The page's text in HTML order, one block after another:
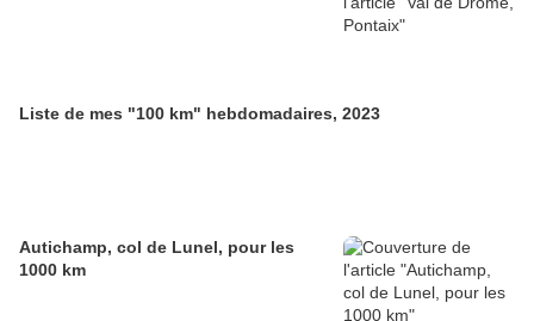
Liste de mes "100 km" hebdomadaires, 2023
Autichamp, col de Lunel, pour les
1000 km